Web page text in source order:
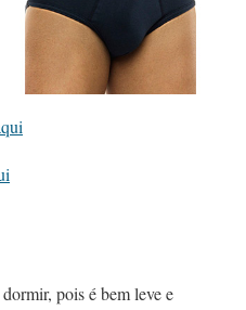
pois é bem leve e